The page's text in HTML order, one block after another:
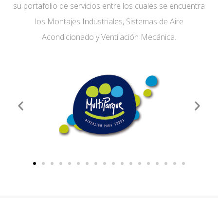
su portafolio de servicios entre los cuales se encuentra
los Montajes Industriales, Sistemas de Aire
Acondicionado y Ventilación Mecánica.